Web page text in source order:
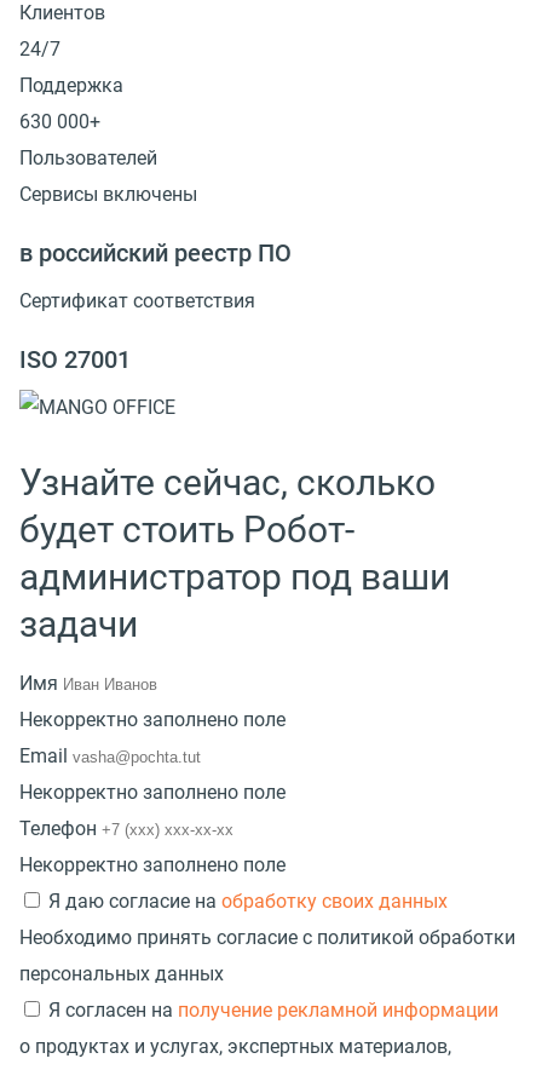
Клиентов
24/7
Поддержка
630 000+
Пользователей
Сервисы включены
в российский реестр ПО
Сертификат соответствия
ISO 27001
Узнайте сейчас, сколько
будет стоить Робот-
администратор под ваши
задачи
Имя
Некорректно заполнено поле
Email
Некорректно заполнено поле
Телефон
Некорректно заполнено поле
Я даю согласие на обработку своих данных
Необходимо принять согласие с политикой обработки
персональных данных
Я согласен на получение рекламной информации
о продуктах и услугах, экспертных материалов,